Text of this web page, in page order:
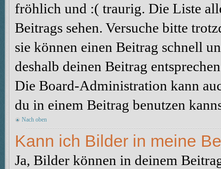
fröhlich und :( traurig. Die Liste
Beitrags sehen. Versuche bitte
sie können einen Beitrag schnell
deshalb deinen Beitrag
Die Board-Administration kann
du in einem Beitrag benutzen
Nach oben
Kann ich Bilder in meine
Ja, Bilder können in deinem